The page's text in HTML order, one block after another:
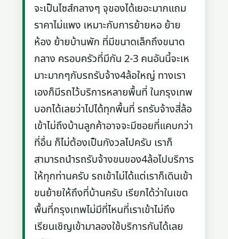
จะเป็นไซส์กลางๆ จุของได้เยอะมากแถม
ราคาไม่แพง เหมาะกับการย้ายหอ ย้าย
ห้อง ย้ายบ้านพัก ที่มีขนาดเล็กถึงขนาด
กลาง ครอบครัวที่มีกัน 2-3 คนอันนี้จะเห
มาะมากๆกับรถรับจ้าง4ล้อใหญ่ ทางเรา
เองก็มีรถไว้บริการหลายพื้นที่ ในกรุงเทพ
บอกได้เลยว่าไปได้ทุกพื้นที่ รถรับจ้างสี่ล้อ
เข้าไม่ถึงบ้านลูกค้าอาจจะมีซอยที่แคบกว่า
ที่อื่น ก็ไม่ต้องเป็นกังวลไปครับ เราก็
สามารถนำรถรับจ้างขนของ4ล้อไปบริการ
ให้ทุกท่านครับ รถเข้าไม่ได้แต่เราก็เดินเข้า
ขนย้ายให้ถึงที่บ้านครับ เรียกได้ว่าในเขต
พื้นที่กรุงเทพไม่มีที่ไหนที่เราเข้าไม่ถึง
เรียนเชิญเข้ามาลองใช้บริการกันได้เลย